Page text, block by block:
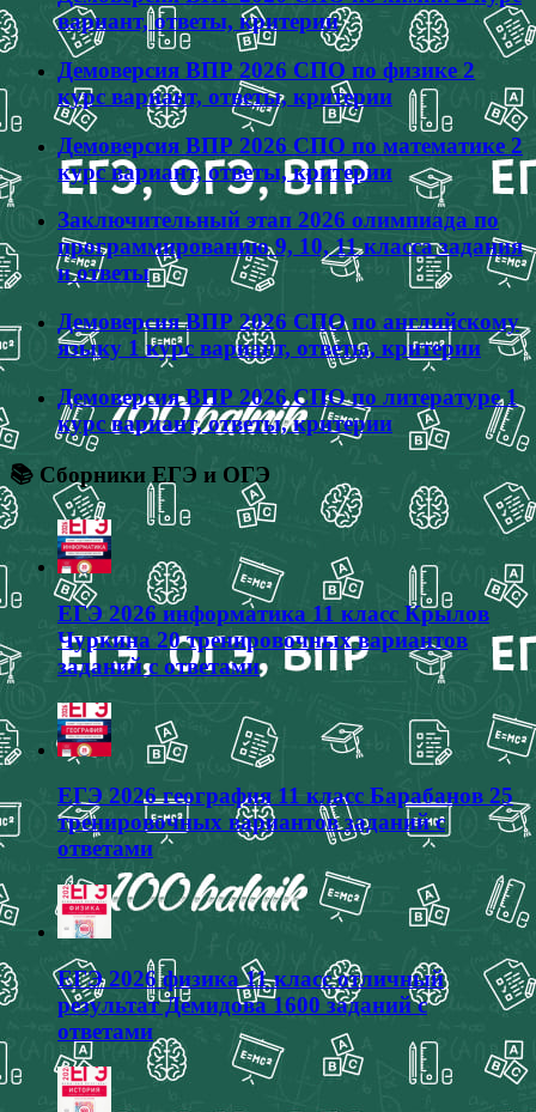
вариант, ответы, критерии
Демоверсия ВПР 2026 СПО по физике 2
курс вариант, ответы, критерии
Демоверсия ВПР 2026 СПО по математике 2
курс вариант, ответы, критерии
Заключительный этап 2026 олимпиада по
программированию 9, 10, 11 класса задания
и ответы
Демоверсия ВПР 2026 СПО по английскому
языку 1 курс вариант, ответы, критерии
Демоверсия ВПР 2026 СПО по литературе 1
курс вариант, ответы, критерии
📚 Сборники ЕГЭ и ОГЭ
ЕГЭ 2026 информатика 11 класс Крылов
Чуркина 20 тренировочных вариантов
заданий с ответами
ЕГЭ 2026 география 11 класс Барабанов 25
тренировочных вариантов заданий с
ответами
ЕГЭ 2026 физика 11 класс отличный
результат Демидова 1600 заданий с
ответами